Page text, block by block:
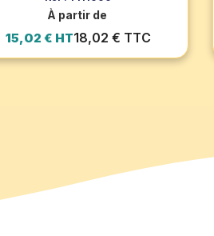
À partir de
15,02 € HT18,02 € TTC